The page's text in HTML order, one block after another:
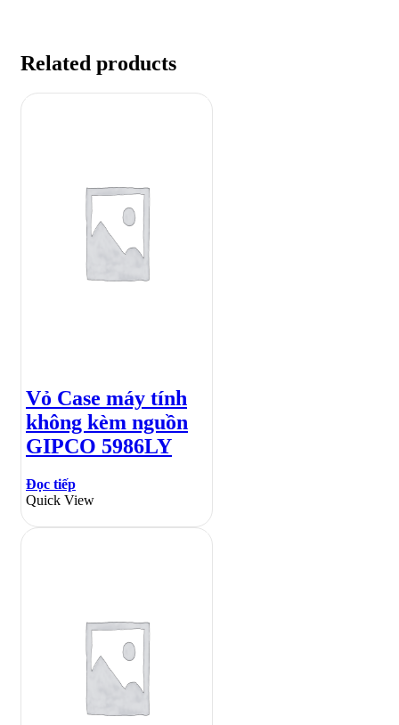
Related products
Vỏ Case máy tính
không kèm nguồn
GIPCO 5986LY
Đọc tiếp
Quick View